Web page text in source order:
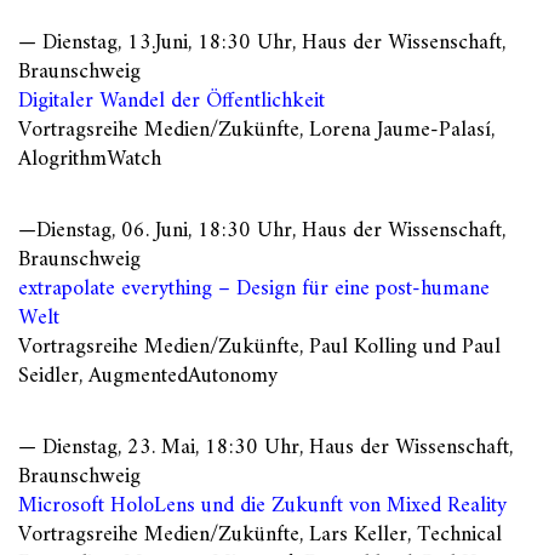
— Dienstag, 13.Juni, 18:30 Uhr, Haus der Wissenschaft,
Braunschweig
Digitaler Wandel der Öffentlichkeit
Vortragsreihe Medien/Zukünfte, Lorena Jaume-Palasí,
AlogrithmWatch
—Dienstag, 06. Juni, 18:30 Uhr, Haus der Wissenschaft,
Braunschweig
extrapolate everything – Design für eine post-humane
Welt
Vortragsreihe Medien/Zukünfte, Paul Kolling und Paul
Seidler, AugmentedAutonomy
— Dienstag, 23. Mai, 18:30 Uhr, Haus der Wissenschaft,
Braunschweig
Microsoft HoloLens und die Zukunft von Mixed Reality
Vortragsreihe Medien/Zukünfte, Lars Keller, Technical